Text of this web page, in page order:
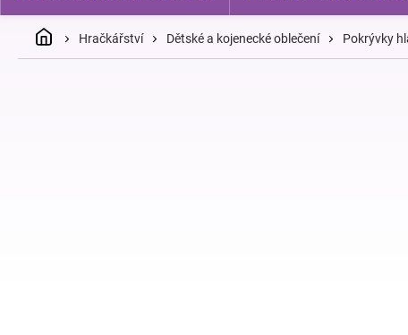
DomůHračkářství Dětské a kojenecké oblečení Pokrývky